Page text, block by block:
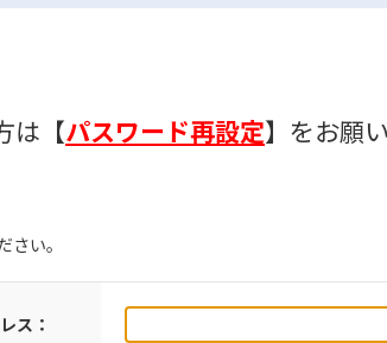
は 【パスワード再設定】 をお願
い。
ス：